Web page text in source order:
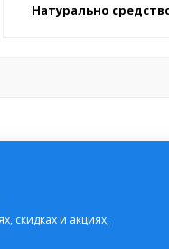
Натурально
скидках и акциях,